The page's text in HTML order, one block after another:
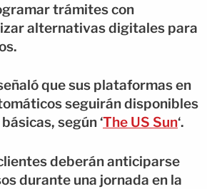
trámites con
alternativas digitales para
que sus plataformas en
seguirán disponibles
según ‘The US Sun‘.
deberán anticiparse
durante una jornada en la